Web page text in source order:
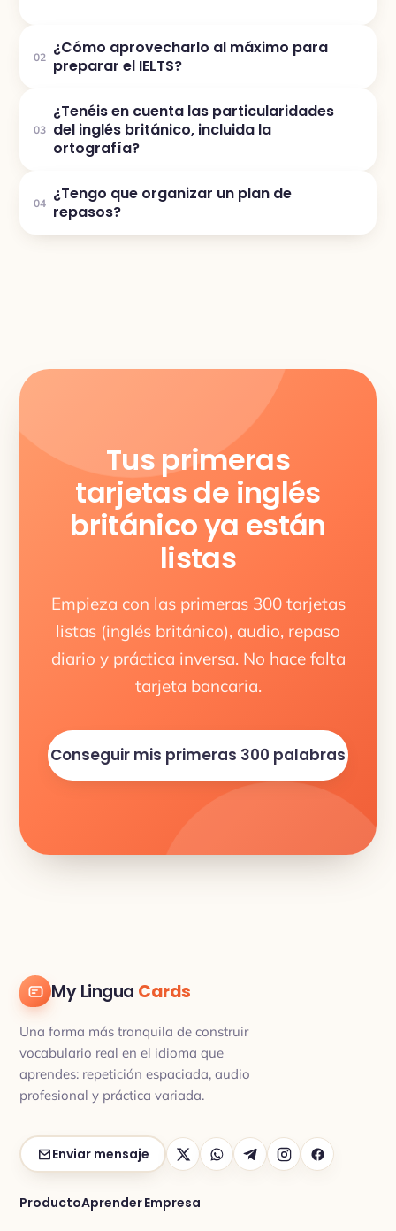
02 ¿Cómo aprovecharlo al máximo para
preparar el IELTS?
03
¿Tenéis en cuenta las particularidades
del inglés británico, incluida la
ortografía?
04 ¿Tengo que organizar un plan de
repasos?
Tus primeras
tarjetas de inglés
británico ya están
listas
Empieza con las primeras 300 tarjetas
listas (inglés británico), audio, repaso
diario y práctica inversa. No hace falta
tarjeta bancaria.
Conseguir mis primeras 300 palabras
My Lingua Cards
Una forma más tranquila de construir
vocabulario real en el idioma que
aprendes: repetición espaciada, audio
profesional y práctica variada.
Enviar mensaje
ProductoAprenderEmpresa